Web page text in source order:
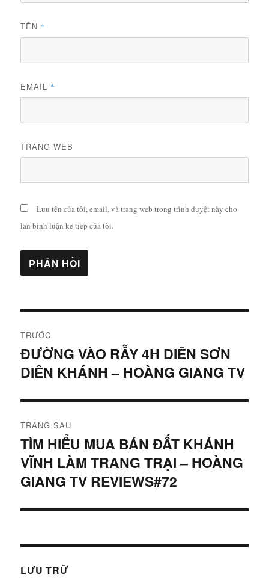
TÊN *
EMAIL *
TRANG WEB
Lưu tên của tôi, email, và trang web trong trình duyệt này cho
lần bình luận kế tiếp của tôi.
hướng
bài
viết
TRƯỚC
Bài
viết
ĐƯỜNG VÀO RẪY 4H DIÊN SƠN
DIÊN KHÁNH – HOÀNG GIANG TV
TRANG SAU
Bài
tiếp
theo:
TÌM HIỂU MUA BÁN ĐẤT KHÁNH
VĨNH LÀM TRANG TRẠI – HOÀNG
GIANG TV REVIEWS#72
LƯU TRỮ